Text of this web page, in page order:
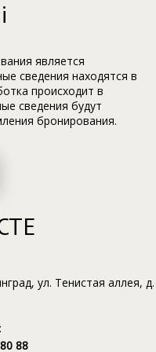
является
сведения находятся в
происходит в
сведения будут
бронирования.
ул. Тенистая аллея, д.
88